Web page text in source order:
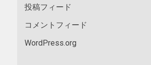
投稿フィード
コメントフィード
WordPress.org